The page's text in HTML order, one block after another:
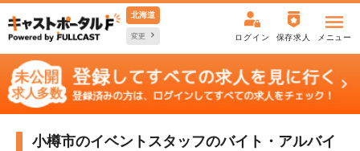
北海道
変更 ログイン 保存求人 メニュー
小樽市のイベントスタッフのバイト・アルバイ